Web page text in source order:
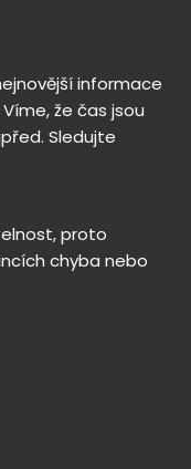
informace
že čas jsou
Sledujte
proto
chyba nebo